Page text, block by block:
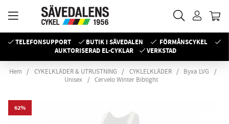
TELEFONSUPPORT BUTIK I SÄVEDALEN
FÖRMÅNSCYKEL
AUKTORISERAD EL-CYKLAR
VERKSTAD
Hem CYKELKLÄDER & UTRUSTNING CYKLELKLÄDER
Byxa LVG
Unisex
Cervelo Winter Bibtight
62